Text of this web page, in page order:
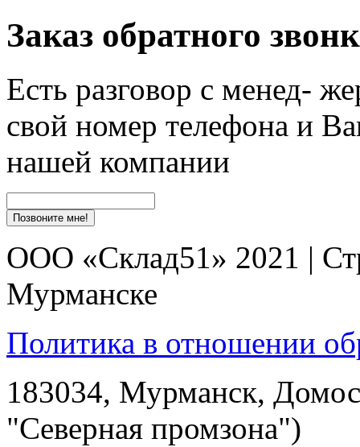
Заказ обратного
Есть разговор с менед-
свой номер телефона и
нашей компании
ООО «Склад51» 2021 |
Мурманске
Политика в отношении
183034, Мурманск,
"Северная промзона")